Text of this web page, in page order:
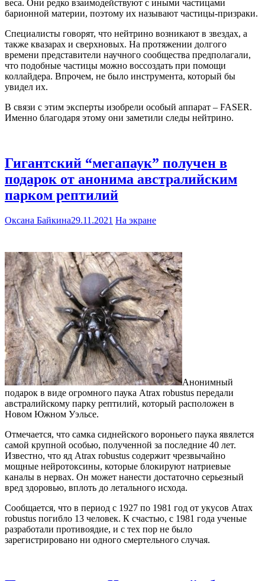
веса. Они редко взаимодействуют с иными частицами
барионной материи, поэтому их называют частицы-призраки.
Специалисты говорят, что нейтрино возникают в звездах, а
также квазарах и сверхновых. На протяжении долгого
времени представители научного сообщества предполагали,
что подобные частицы можно воссоздать при помощи
коллайдера. Впрочем, не было инструмента, который бы
увидел их.
В связи с этим эксперты изобрели особый аппарат – FASER.
Именно благодаря этому они заметили следы нейтрино.
Гигантский “мегапаук” получен в
подарок от анонима австралийским
парком рептилий
Оксана Байкина29.11.2021 На экране
Анонимный
подарок в виде огромного паука Atrax robustus передали
австралийскому парку рептилий, который расположен в
Новом Южном Уэльсе.
Отмечается, что самка сиднейского вороньего паука явялется
самой крупной особью, полученной за последние 40 лет.
Известно, что яд Atrax robustus содержит чрезвычайно
мощные нейротоксины, которые блокируют натриевые
каналы в нервах. Он может нанести достаточно серьезный
вред здоровью, вплоть до летального исхода.
Сообщается, что в период с 1927 по 1981 год от укусов Atrax
robustus погибло 13 человек. К счастью, с 1981 года ученые
разработали противоядие, и с тех пор не было
зарегистрировано ни одного смертельного случая.